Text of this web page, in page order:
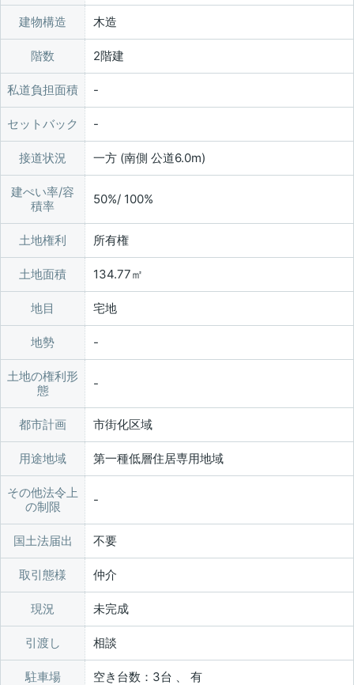
建物構造 木造
階数 2階建
私道負担面積
セットバック
接道状況 一方 (南側 公道6.0m)
建ぺい率/容
積率
50%/ 100%
土地権利 所有権
土地面積 134.77㎡
地目 宅地
地勢
土地の権利形
態
都市計画 市街化区域
用途地域 第一種低層住居専用地域
その他法令上
の制限
国土法届出 不要
取引態様 仲介
現況 未完成
引渡し 相談
駐車場 空き台数：3台 、 有